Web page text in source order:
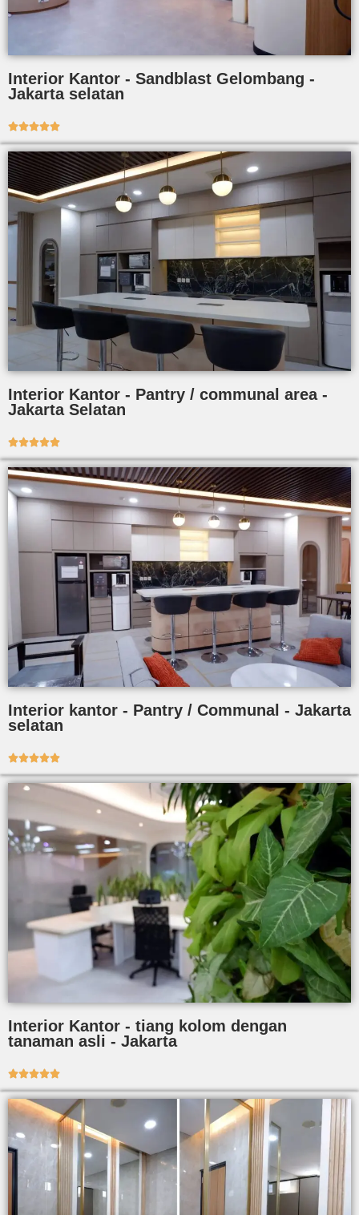
Interior Kantor - Sandblast Gelombang -
Jakarta selatan

Interior Kantor - Pantry / communal area -
Jakarta Selatan

Interior kantor - Pantry / Communal - Jakarta
selatan

Interior Kantor - tiang kolom dengan
tanaman asli - Jakarta
